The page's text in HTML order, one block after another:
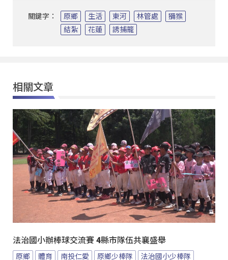
關鍵字： 原鄉 生活 東河 林管處
獼猴
結紮
花蓮 誘捕籠
相關文章
法治國小辦棒球交流賽 4縣市隊伍共襄盛舉
原鄉 體育 南投仁愛 原鄉少棒隊 法治國小少棒隊